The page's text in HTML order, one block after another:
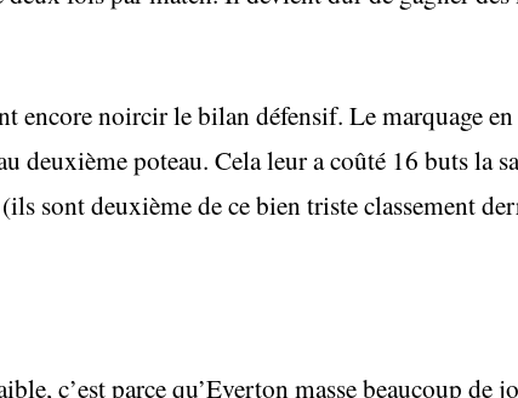
encore noircir le bilan défensif. Le marquage
deuxième poteau. Cela leur a coûté 16 buts la
sont deuxième de ce bien triste classement
c’est parce qu’Everton masse beaucoup de